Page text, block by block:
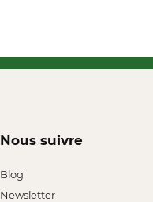
Nous suivre
Blog
Newsletter